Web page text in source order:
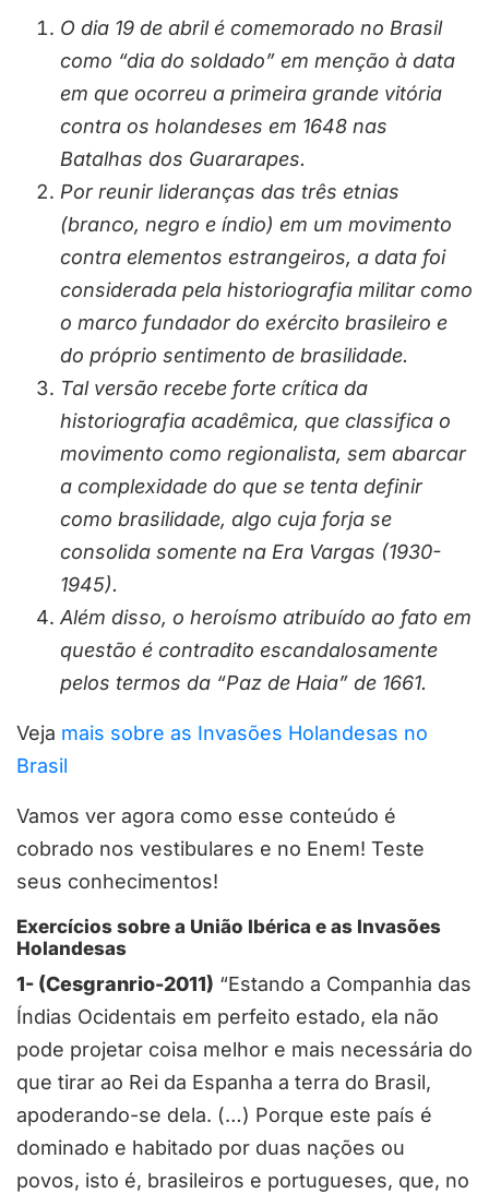
O dia 19 de abril é comemorado no Brasil
como “dia do soldado” em menção à data
em que ocorreu a primeira grande vitória
contra os holandeses em 1648 nas
Batalhas dos Guararapes.
Por reunir lideranças das três etnias
(branco, negro e índio) em um movimento
contra elementos estrangeiros, a data foi
considerada pela historiografia militar como
o marco fundador do exército brasileiro e
do próprio sentimento de brasilidade.
Tal versão recebe forte crítica da
historiografia acadêmica, que classifica o
movimento como regionalista, sem abarcar
a complexidade do que se tenta definir
como brasilidade, algo cuja forja se
consolida somente na Era Vargas (1930-
1945).
Além disso, o heroísmo atribuído ao fato em
questão é contradito escandalosamente
pelos termos da “Paz de Haia” de 1661.
Veja mais sobre as Invasões Holandesas no
Brasil
Vamos ver agora como esse conteúdo é
cobrado nos vestibulares e no Enem! Teste
seus conhecimentos!
Exercícios sobre a União Ibérica e as Invasões
Holandesas
1- (Cesgranrio-2011) “Estando a Companhia das
Índias Ocidentais em perfeito estado, ela não
pode projetar coisa melhor e mais necessária do
que tirar ao Rei da Espanha a terra do Brasil,
apoderando-se dela. (…) Porque este país é
dominado e habitado por duas nações ou
povos, isto é, brasileiros e portugueses, que, no